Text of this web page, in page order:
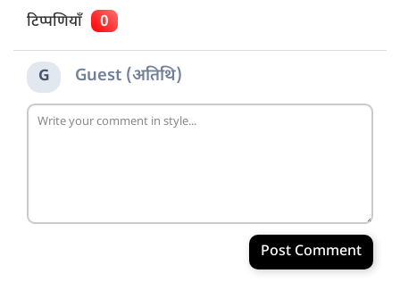
टिप्पणियाँ 0
G Guest (अतिथि)
Post Comment